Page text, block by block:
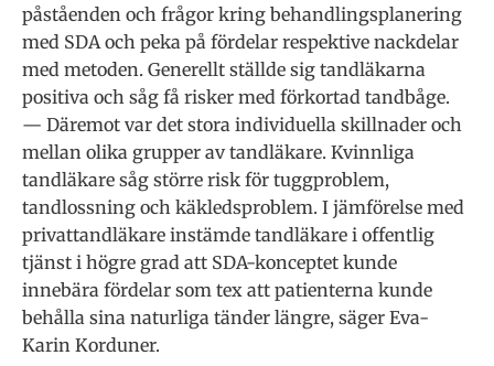
påståenden och frågor kring behandlingsplanering
med SDA och peka på fördelar respektive nackdelar
med metoden. Generellt ställde sig tandläkarna
positiva och såg få risker med förkortad tandbåge.
— Däremot var det stora individuella skillnader och
mellan olika grupper av tandläkare. Kvinnliga
tandläkare såg större risk för tuggproblem,
tandlossning och käkledsproblem. I jämförelse med
privattandläkare instämde tandläkare i offentlig
tjänst i högre grad att SDA-konceptet kunde
innebära fördelar som tex att patienterna kunde
behålla sina naturliga tänder längre, säger Eva-
Karin Korduner.